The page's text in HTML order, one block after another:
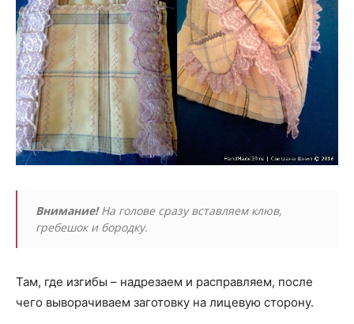
Внимание!На голове сразу вставляем клюв,
гребешок и бородку.
Там, где изгибы – надрезаем и расправляем, после
чего выворачиваем заготовку на лицевую сторону.